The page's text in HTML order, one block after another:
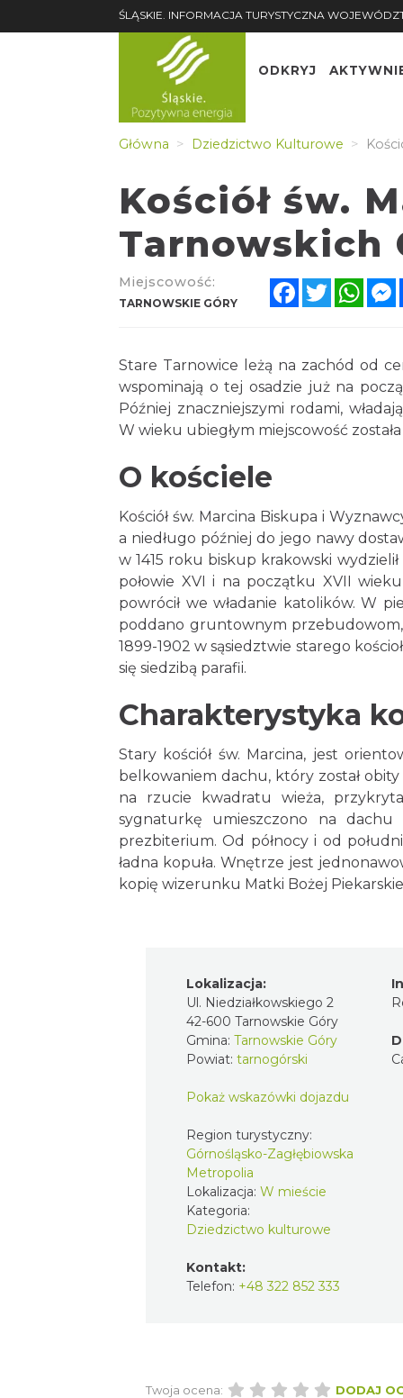
ŚLĄSKIE. INFORMACJA TURYSTYCZNA
ODKRYJ
Główna Dziedzictwo Kulturowe
Kościół św.
Tarnowskich
Miejscowość:
TARNOWSKIE GÓRY
FacebookTwitter
Stare Tarnowice leżą na zachód od
wspominają o tej osadzie już na
Później znaczniejszymi rodami,
W wieku ubiegłym miejscowość
O kościele
Kościół św. Marcina Biskupa i
a niedługo później do jego nawy
w 1415 roku biskup krakowski
połowie XVI i na początku XVII
powrócił we władanie katolików. W
poddano gruntownym
1899-1902 w sąsiedztwie starego
się siedzibą parafii.
Charakterystyka
Stary kościół św. Marcina, jest
belkowaniem dachu, który został
na rzucie kwadratu wieża,
sygnaturkę umieszczono na
prezbiterium. Od północy i od
ładna kopuła. Wnętrze jest
kopię wizerunku Matki Bożej
Lokalizacja:
Ul. Niedziałkowskiego 2
42-600 Tarnowskie Góry
Gmina: Tarnowskie Góry
Powiat: tarnogórski
Pokaż wskazówki dojazdu
Region turystyczny:
Górnośląsko-Zagłębiowska
Metropolia
Lokalizacja: W mieście
Kategoria:
Dziedzictwo kulturowe
Kontakt:
Telefon: +48 322 852 333
Twoja ocena: DODAJ